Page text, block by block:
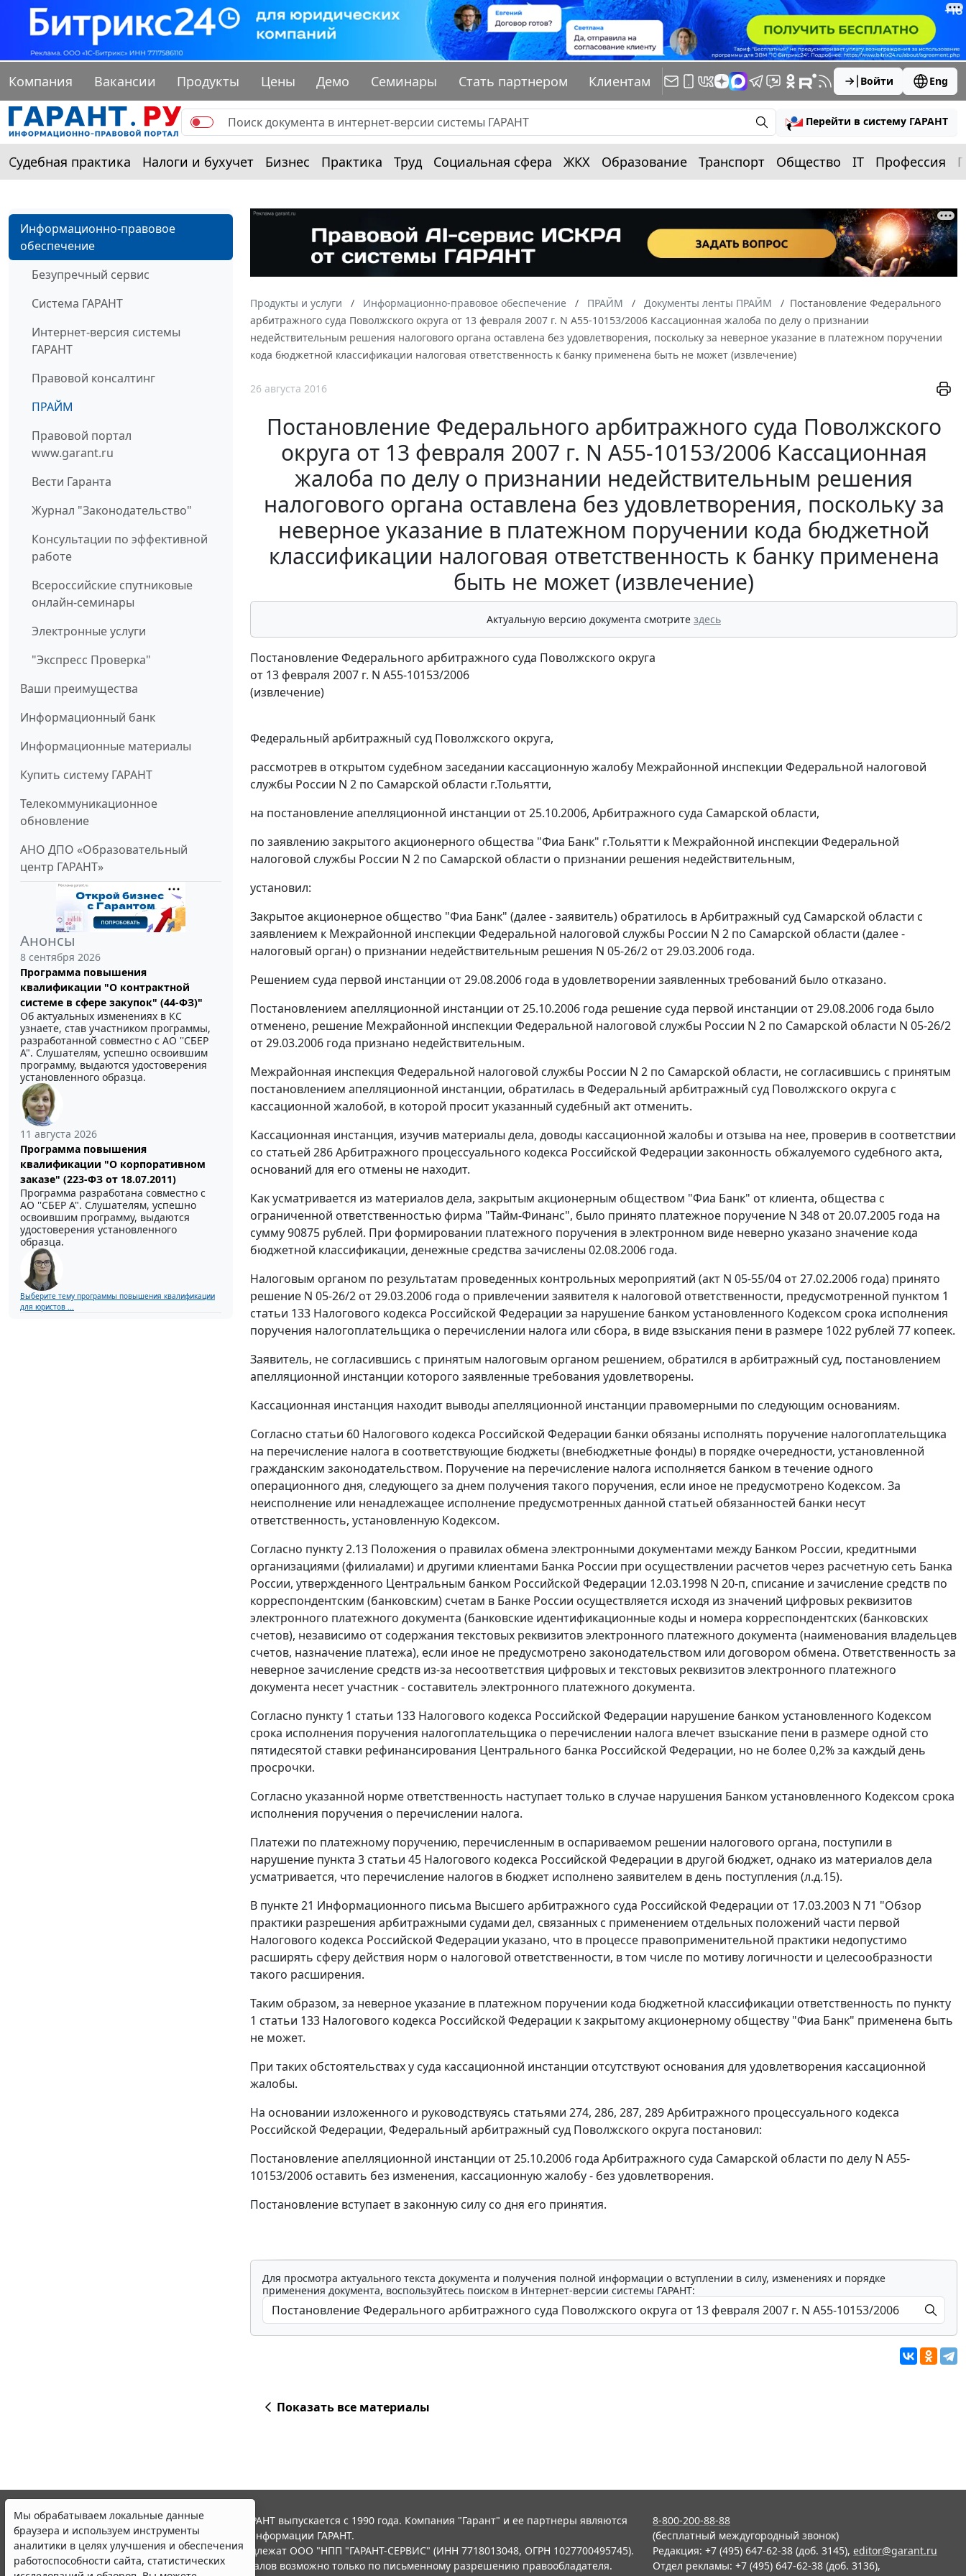
Компания Вакансии Продукты Цены Демо Семинары Стать партнером Клиентам Войти Eng
Перейти в систему ГАРАНТ
Судебная практика Налоги и бухучет Бизнес Практика Труд Социальная сфера ЖКХ Образование Транспорт Общество IT Профессия
Информационно-правовое
обеспечение
Безупречный сервис
Система ГАРАНТ
Интернет-версия системы
ГАРАНТ
Правовой консалтинг
ПРАЙМ
Правовой портал
www.garant.ru
Вести Гаранта
Журнал "Законодательство"
Консультации по эффективной
работе
Всероссийские спутниковые
онлайн-семинары
Электронные услуги
"Экспресс Проверка"
Ваши преимущества
Информационный банк
Информационные материалы
Купить систему ГАРАНТ
Телекоммуникационное
обновление
АНО ДПО «Образовательный
центр ГАРАНТ»
Анонсы
8 сентября 2026
Программа повышения
квалификации "О контрактной
системе в сфере закупок" (44-ФЗ)"
Об актуальных изменениях в КС
узнаете, став участником программы,
разработанной совместно с АО ''СБЕР
А". Слушателям, успешно освоившим
программу, выдаются удостоверения
установленного образца.
11 августа 2026
Программа повышения
квалификации "О корпоративном
заказе" (223-ФЗ от 18.07.2011)
Программа разработана совместно с
АО ''СБЕР А". Слушателям, успешно
освоившим программу, выдаются
удостоверения установленного
образца.
Выберите тему программы повышения квалификации
для юристов ...
Продукты и услуги Информационно-правовое обеспечение ПРАЙМ Документы ленты ПРАЙМ
Постановление Федерального
арбитражного суда Поволжского округа от 13 февраля 2007 г. N А55-10153/2006 Кассационная жалоба по делу о признании
недействительным решения налогового органа оставлена без удовлетворения, поскольку за неверное указание в платежном поручении
кода бюджетной классификации налоговая ответственность к банку применена быть не может (извлечение)
26 августа 2016
Постановление Федерального арбитражного суда Поволжского
округа от 13 февраля 2007 г. N А55-10153/2006 Кассационная
жалоба по делу о признании недействительным решения
налогового органа оставлена без удовлетворения, поскольку за
неверное указание в платежном поручении кода бюджетной
классификации налоговая ответственность к банку применена
быть не может (извлечение)
Актуальную версию документа смотрите здесь
Постановление Федерального арбитражного суда Поволжского округа
от 13 февраля 2007 г. N А55-10153/2006
(извлечение)
Федеральный арбитражный суд Поволжского округа,
рассмотрев в открытом судебном заседании кассационную жалобу Межрайонной инспекции Федеральной налоговой
службы России N 2 по Самарской области г.Тольятти,
на постановление апелляционной инстанции от 25.10.2006, Арбитражного суда Самарской области,
по заявлению закрытого акционерного общества "Фиа Банк" г.Тольятти к Межрайонной инспекции Федеральной
налоговой службы России N 2 по Самарской области о признании решения недействительным,
установил:
Закрытое акционерное общество "Фиа Банк" (далее - заявитель) обратилось в Арбитражный суд Самарской области с
заявлением к Межрайонной инспекции Федеральной налоговой службы России N 2 по Самарской области (далее -
налоговый орган) о признании недействительным решения N 05-26/2 от 29.03.2006 года.
Решением суда первой инстанции от 29.08.2006 года в удовлетворении заявленных требований было отказано.
Постановлением апелляционной инстанции от 25.10.2006 года решение суда первой инстанции от 29.08.2006 года было
отменено, решение Межрайонной инспекции Федеральной налоговой службы России N 2 по Самарской области N 05-26/2
от 29.03.2006 года признано недействительным.
Межрайонная инспекция Федеральной налоговой службы России N 2 по Самарской области, не согласившись с принятым
постановлением апелляционной инстанции, обратилась в Федеральный арбитражный суд Поволжского округа с
кассационной жалобой, в которой просит указанный судебный акт отменить.
Кассационная инстанция, изучив материалы дела, доводы кассационной жалобы и отзыва на нее, проверив в соответствии
со статьей 286Арбитражного процессуального кодекса Российской Федерации законность обжалуемого судебного акта,
оснований для его отмены не находит.
Как усматривается из материалов дела, закрытым акционерным обществом "Фиа Банк" от клиента, общества с
ограниченной ответственностью фирма "Тайм-Финанс", было принято платежное поручение N 348 от 20.07.2005 года на
сумму 90875 рублей. При формировании платежного поручения в электронном виде неверно указано значение кода
бюджетной классификации, денежные средства зачислены 02.08.2006 года.
Налоговым органом по результатам проведенных контрольных мероприятий (акт N 05-55/04 от 27.02.2006 года) принято
решение N 05-26/2 от 29.03.2006 года о привлечении заявителя к налоговой ответственности, предусмотренной пунктом 1
статьи 133 Налогового кодекса Российской Федерации за нарушение банком установленного Кодексом срока исполнения
поручения налогоплательщика о перечислении налога или сбора, в виде взыскания пени в размере 1022 рублей 77 копеек.
Заявитель, не согласившись с принятым налоговым органом решением, обратился в арбитражный суд, постановлением
апелляционной инстанции которого заявленные требования удовлетворены.
Кассационная инстанция находит выводы апелляционной инстанции правомерными по следующим основаниям.
Согласно статьи 60 Налогового кодекса Российской Федерации банки обязаны исполнять поручение налогоплательщика
на перечисление налога в соответствующие бюджеты (внебюджетные фонды) в порядке очередности, установленной
гражданским законодательством. Поручение на перечисление налога исполняется банком в течение одного
операционного дня, следующего за днем получения такого поручения, если иное не предусмотрено Кодексом. За
неисполнение или ненадлежащее исполнение предусмотренных данной статьей обязанностей банки несут
ответственность, установленную Кодексом.
Согласно пункту 2.13 Положения о правилах обмена электронными документами между Банком России, кредитными
организациями (филиалами) и другими клиентами Банка России при осуществлении расчетов через расчетную сеть Банка
России, утвержденного Центральным банком Российской Федерации 12.03.1998 N 20-п, списание и зачисление средств по
корреспондентским (банковским) счетам в Банке России осуществляется исходя из значений цифровых реквизитов
электронного платежного документа (банковские идентификационные коды и номера корреспондентских (банковских
счетов), независимо от содержания текстовых реквизитов электронного платежного документа (наименования владельцев
счетов, назначение платежа), если иное не предусмотрено законодательством или договором обмена. Ответственность за
неверное зачисление средств из-за несоответствия цифровых и текстовых реквизитов электронного платежного
документа несет участник - составитель электронного платежного документа.
Согласно пункту 1 статьи 133 Налогового кодекса Российской Федерации нарушение банком установленного Кодексом
срока исполнения поручения налогоплательщика о перечислении налога влечет взыскание пени в размере одной сто
пятидесятой ставки рефинансирования Центрального банка Российской Федерации, но не более 0,2% за каждый день
просрочки.
Согласно указанной норме ответственность наступает только в случае нарушения Банком установленного Кодексом срока
исполнения поручения о перечислении налога.
Платежи по платежному поручению, перечисленным в оспариваемом решении налогового органа, поступили в
нарушение пункта 3 статьи 45 Налогового кодекса Российской Федерации в другой бюджет, однако из материалов дела
усматривается, что перечисление налогов в бюджет исполнено заявителем в день поступления (л.д.15).
В пункте 21 Информационного письма Высшего арбитражного суда Российской Федерации от 17.03.2003 N 71 "Обзор
практики разрешения арбитражными судами дел, связанных с применением отдельных положений части первой
Налогового кодекса Российской Федерации указано, что в процессе правоприменительной практики недопустимо
расширять сферу действия норм о налоговой ответственности, в том числе по мотиву логичности и целесообразности
такого расширения.
Таким образом, за неверное указание в платежном поручении кода бюджетной классификации ответственность по пункту
1 статьи 133 Налогового кодекса Российской Федерации к закрытому акционерному обществу "Фиа Банк" применена быть
не может.
При таких обстоятельствах у суда кассационной инстанции отсутствуют основания для удовлетворения кассационной
жалобы.
На основании изложенного и руководствуясь статьями 274, 286, 287, 289Арбитражного процессуального кодекса
Российской Федерации, Федеральный арбитражный суд Поволжского округа постановил:
Постановление апелляционной инстанции от 25.10.2006 года Арбитражного суда Самарской области по делу N А55-
10153/2006 оставить без изменения, кассационную жалобу - без удовлетворения.
Постановление вступает в законную силу со дня его принятия.
Для просмотра актуального текста документа и получения полной информации о вступлении в силу, изменениях и порядке
применения документа, воспользуйтесь поиском в Интернет-версии системы ГАРАНТ:
Показать все материалы
настройках браузера. Пожалуйста,
ознакомьтесь с условиями их обработки
Принять
© ООО "НПП "ГАРАНТ-СЕРВИС", 2026. Система ГАРАНТ выпускается с 1990 года. Компания "Гарант" и ее партнеры являются
участниками Российской ассоциации правовой информации ГАРАНТ.
Все права на материалы сайта ГАРАНТ.РУ принадлежат ООО "НПП "ГАРАНТ-СЕРВИС" (ИНН 7718013048, ОГРН 1027700495745).
Полное или частичное воспроизведение материалов возможно только по письменному разрешению правообладателя.
8-800-200-88-88
(бесплатный междугородный звонок)
Редакция: +7 (495) 647-62-38 (доб. 3145), editor@garant.ru
Отдел рекламы: +7 (495) 647-62-38 (доб. 3136),